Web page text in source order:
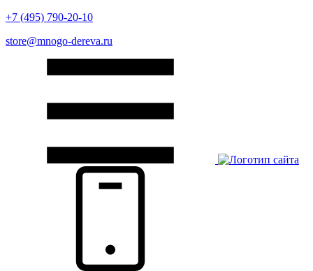
+7 (495) 790-20-10
store@mnogo-dereva.ru